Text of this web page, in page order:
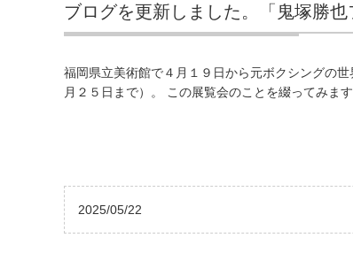
ブログを更新しました。「鬼塚勝也
福岡県立美術館で４月１９日から元ボクシングの
月２５日まで）。 この展覧会のことを綴ってみます
2025/05/22